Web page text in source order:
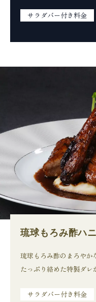
サラダバー付き料金
琉球もろみ酢ハ
琉球もろみ酢のまろやか
たっぷり絡めた特製ダレ
サラダバー付き料金